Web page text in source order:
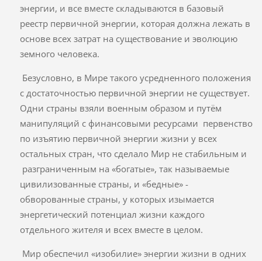
энергии, и все вместе складываются в базовый
реестр первичной энергии, которая должна лежать в
основе всех затрат на существование и эволюцию
земного человека.
Безусловно, в Мире такого усредненного положения
с достаточностью первичной энергии не существует.
Одни страны взяли военным образом и путём
манипуляций с финансовыми ресурсами первенство
по изъятию первичной энергии жизни у всех
остальных стран, что сделало Мир не стабильным и
разграниченным на «богатые», так называемые
цивилизованные страны, и «бедные» -
обворованные страны, у которых изымается
энергетический потенциал жизни каждого
отдельного жителя и всех вместе в целом.
Мир обеспечил «изобилие» энергии жизни в одних